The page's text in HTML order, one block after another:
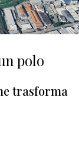
polo
trasforma